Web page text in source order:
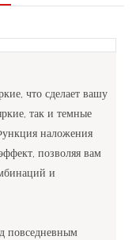
что сделает вашу
так и темные
наложения
позволяя вам
и
повседневным